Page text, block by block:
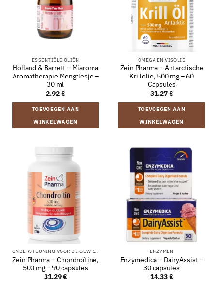
ESSENTIËLE OLIËN
Holland & Barrett – Miaroma
Aromatherapie Mengflesje –
30 ml
2.92€
TOEVOEGEN AAN
WINKELWAGEN
OMEGA EN VISOLIE
Zein Pharma – Antarctische
Krillolie, 500 mg – 60
Capsules
31.27€
TOEVOEGEN AAN
WINKELWAGEN
ONDERSTEUNING VOOR DE GEWRICHTEN
Zein Pharma – Chondroïtine,
500 mg – 90 capsules
31.29€
ENZYMEN
Enzymedica – DairyAssist –
30 capsules
14.33€